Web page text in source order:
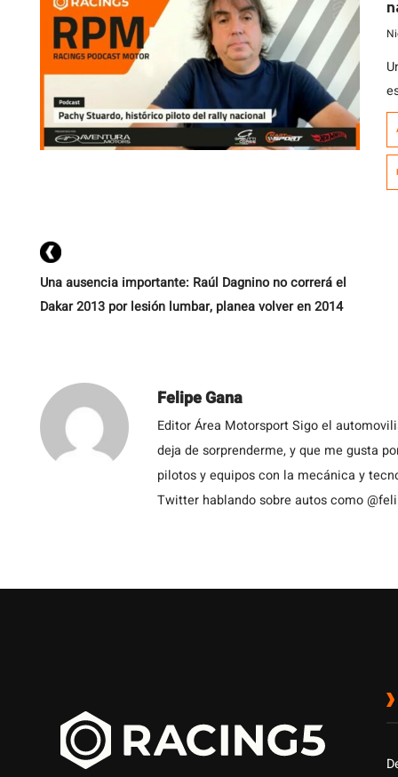
Una ausencia importante: Raúl Dagnino no correrá el
Dakar 2013 por lesión lumbar, planea volver en 2014
Felipe Gana
Editor Área Motorsport Sigo el
deja de sorprenderme, y que me gusta
pilotos y equipos con la mecánica y
Twitter hablando sobre autos como